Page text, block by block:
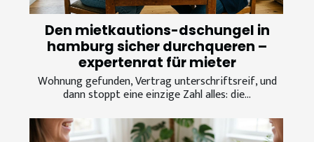
Den mietkautions-dschungel in
hamburg sicher durchqueren –
expertenrat für mieter
Wohnung gefunden, Vertrag unterschriftsreif, und
dann stoppt eine einzige Zahl alles: die...